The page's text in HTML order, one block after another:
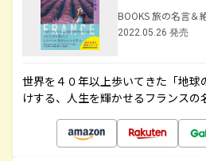
BOOKS 旅の名言＆
2022.05.26 発売
世界を４０年以上歩いてきた「地球
けする、人生を輝かせるフランスの